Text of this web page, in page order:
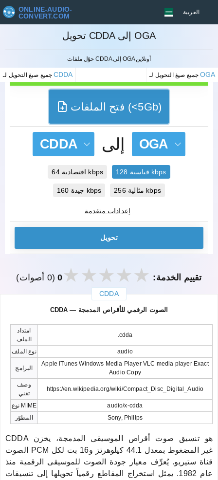
ONLINE-AUDIO-
CONVERT.COM
العربية
تحويل CDDA إلى OGA
حوّل ملفات CDDA إلى OGA أونلاين
جميع صيغ التحويل لـCDDA جميع صيغ التحويل لـOGA
إلغاء
فتح الملفات (<5Gb)
CDDA إلى OGA
اقتصادية 64 kbps قياسية 128 kbps
جيدة 160 kbps مثالية 256 kbps
إعدادات متقدمة
تحويل
تقييم الخدمة: 0(0 أصوات)
CDDA
CDDA — الصوت الرقمي للأقراص المدمجة
امتداد
الملف
.cdda
نوع الملف audio
البرامج
Apple iTunes Windows Media Player VLC media player Exact
Audio Copy
وصف
تقني
https://en.wikipedia.org/wiki/Compact_Disc_Digital_Audio
نوع MIME
audio/x-cdda
المطوّر
Sony, Philips
CDDA هو تنسيق صوت أقراص الموسيقى المدمجة، يخزن
الصوت PCM غير المضغوط بمعدل 44.1 كيلوهرتز و16 بت لكل
قناة ستيريو. يُعرِّف معيار جودة الصوت للموسيقى الرقمية منذ
عام 1982. يمثل استخراج المقاطع رقمياً تحويلها إلى تنسيقات